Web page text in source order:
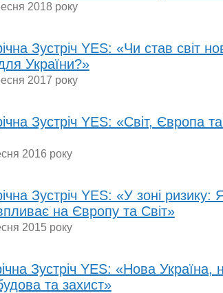
2018 року
Зустріч YES: «Чи став світ
України?»
2017 року
Зустріч YES: «Світ, Європа
2016 року
Зустріч YES: «У зоні ризику:
на Європу та Світ»
2015 року
Зустріч YES: «Нова Україна,
та захист»